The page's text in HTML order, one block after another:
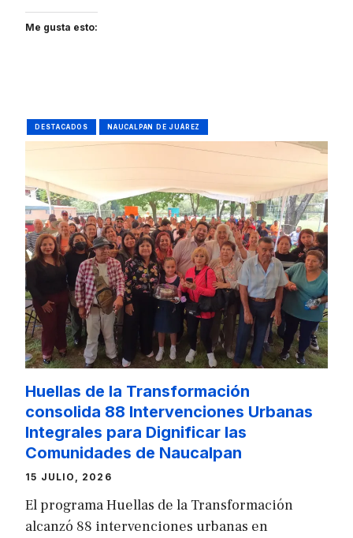
Me gusta esto:
DESTACADOS NAUCALPAN DE JUÁREZ
Huellas de la Transformación
consolida 88 Intervenciones Urbanas
Integrales para Dignificar las
Comunidades de Naucalpan
15 JULIO, 2026
El programa Huellas de la Transformación
alcanzó 88 intervenciones urbanas en